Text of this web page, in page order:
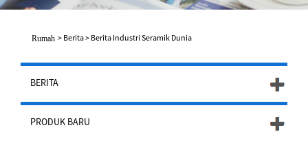
Rumah > Berita> Berita Industri Seramik Dunia
BERITA
PRODUK BARU